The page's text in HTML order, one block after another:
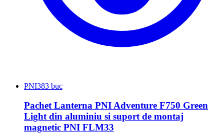
PNI383 buc
Pachet Lanterna PNI Adventure F750 Green
Light din aluminiu si suport de montaj
magnetic PNI FLM33